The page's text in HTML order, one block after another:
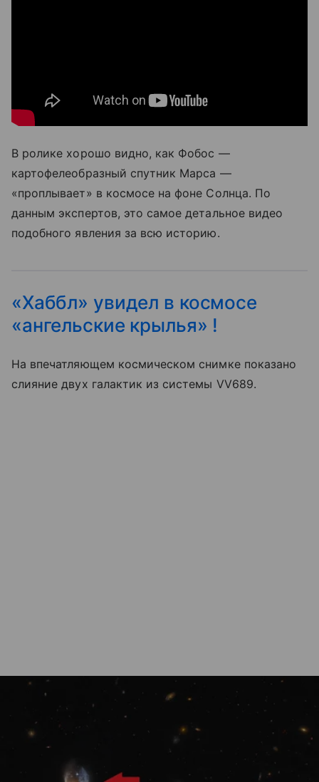
В ролике хорошо видно, как Фобос —
картофелеобразный спутник Марса —
«проплывает» в космосе на фоне Солнца. По
данным экспертов, это самое детальное видео
подобного явления за всю историю.
«Хаббл» увидел в космосе
«ангельские крылья» !
На впечатляющем космическом снимке показано
слияние двух галактик из системы VV689.